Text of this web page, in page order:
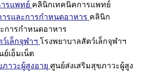
รแพทย์ คลินิกเทคนิคการแพทย์
รและการกำหนดอาหาร คลินิก
การกำหนดอาหาร
เล็กจุฬาฯ โรงพยาบาลสัตว์เล็กจุฬาฯ
ย์เอ็มเน็ต
าวะผู้สูงอายุ ศูนย์ส่งเสริมสุขภาวะผู้สูง